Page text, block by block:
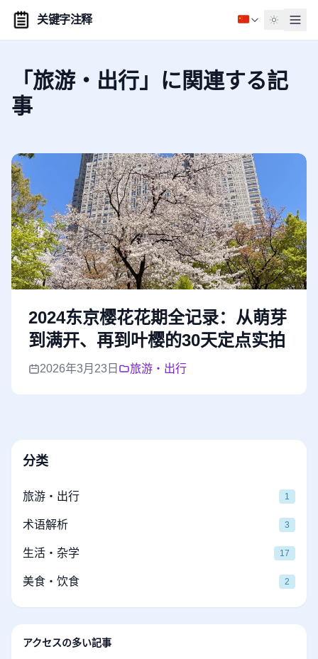
关键字注释
「旅游・出行」に関連する記
事
2024东京樱花花期全记录：从萌芽
到满开、再到叶樱的30天定点实拍
2026年3月23日 旅游・出行
分类
旅游・出行 1
术语解析 3
生活・杂学 17
美食・饮食 2
アクセスの多い記事